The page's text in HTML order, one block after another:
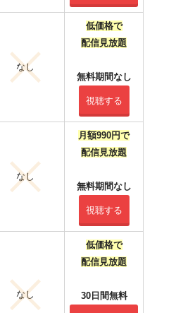
なし
低価格で
配信見放題
無料期間なし
視聴する
なし
月額990円で
配信見放題
無料期間なし
視聴する
なし
低価格で
配信見放題
30日間無料